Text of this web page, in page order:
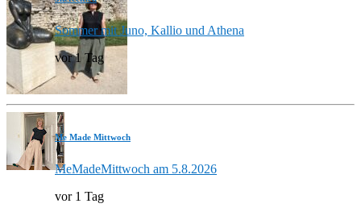
Sommer mit Juno, Kallio und Athena
vor 1 Tag
Me Made Mittwoch
MeMadeMittwoch am 5.8.2026
vor 1 Tag